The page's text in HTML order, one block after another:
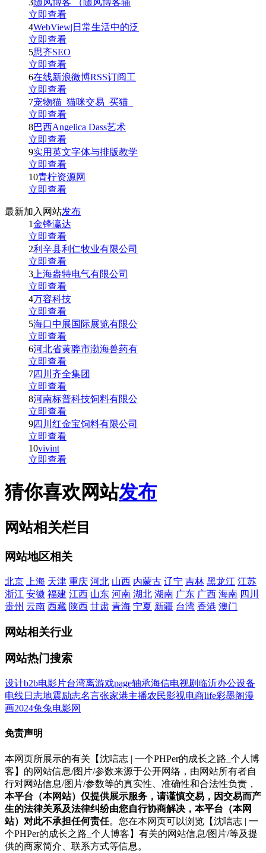
3随风博客 （随风博客辅
立即查看
4WebView|日常生活中的泛
立即查看
5思齐SEO
立即查看
6在线新浪微博RSS订阅工
立即查看
7宠物猫_猫咪交易_买猫_
立即查看
8巴西Angelica Dass艺术
立即查看
9实用英文字体与排版教学
立即查看
10青柠资源网
立即查看
最新加入网站发布
1金锋瀛达
立即查看
2利辛县利仁牧业有限公司
立即查看
3 上海盎特电气有限公司
立即查看
4万容科技
立即查看
5海口中展国际展览有限公
立即查看
6河北省黄骅市渤海兽药有
立即查看
7四川齐全集团
立即查看
8河南标普科技饲料有限公
立即查看
9四川红金宝饲料有限公司
立即查看
10vivint
立即查看
猜你喜欢网站发布
网站相关栏目
网站地区相关
北京 上海 天津 重庆 河北 山西 内蒙古 辽宁 吉林 黑龙江 江苏
浙江 安徽 福建 江西 山东 河南 湖北 湖南 广东 广西 海南 四川
贵州 云南 西藏 陕西 甘肃 青海 宁夏 新疆 台湾 香港 澳门
网站相关行业
网站热门搜索
设计b2b电影片台湾离游戏page轴承海信电视剧 临沂办公设备
电线日志地震励志名言张家港主播农民影视电商life彩墨阁漫
画2024兔兔电影网
免责声明
本网页所展示的有关【沈唁志 | 一个PHPer的成长之路_个人博
客】的网站信息/图片/参数来源于公开网络，由网站所有者自
行对网站信息/图片/参数等的真实性、准确性和合法性负责，
本平台（本网站）仅提供展示服务，请谨慎交易，因交易而产
生的法律关系及法律纠纷由您自行协商解决，本平台（本网
站）对此不承担任何责任。您在本网页可以浏览【沈唁志 | 一
个PHPer的成长之路_个人博客】有关的网站信息/图片/等及提
供的商家简介、联系方式等信息。